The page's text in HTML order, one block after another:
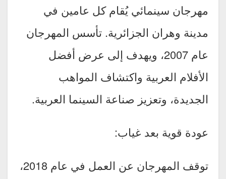
مهرجان سينمائي يُقام كل عامين في
مدينة وهران الجزائرية. تأسس المهرجان
عام 2007، ويهدف إلى عرض أفضل
الأفلام العربية واكتشاف المواهب
الجديدة، وتعزيز صناعة السينما العربية.
عودة قوية بعد غياب:
توقف المهرجان عن العمل في عام 2018،